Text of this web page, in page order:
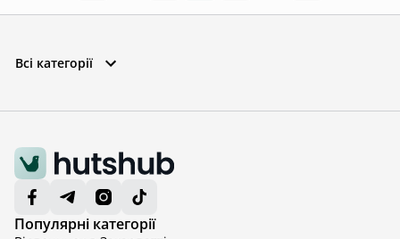
Всі категорії
Популярні категорії